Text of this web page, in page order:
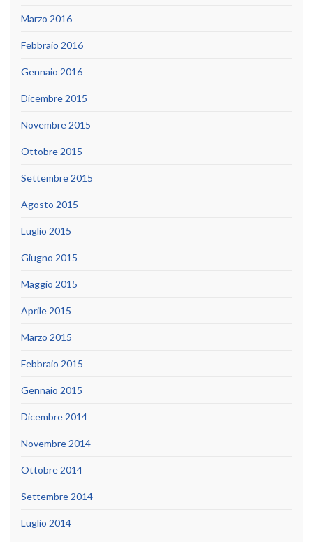
Marzo 2016
Febbraio 2016
Gennaio 2016
Dicembre 2015
Novembre 2015
Ottobre 2015
Settembre 2015
Agosto 2015
Luglio 2015
Giugno 2015
Maggio 2015
Aprile 2015
Marzo 2015
Febbraio 2015
Gennaio 2015
Dicembre 2014
Novembre 2014
Ottobre 2014
Settembre 2014
Luglio 2014